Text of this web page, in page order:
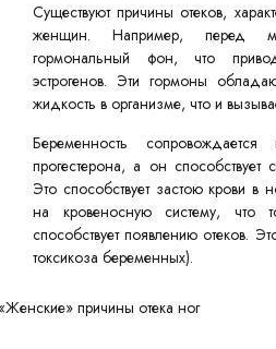
Существуют причины отеков,
женщин. Например, перед
гормональный фон, что
эстрогенов. Эти гормоны
жидкость в организме, что и
Беременность
прогестерона, а он
Это способствует застою крови в
на кровеносную систему, что
способствует появлению отеков.
токсикоза беременных).